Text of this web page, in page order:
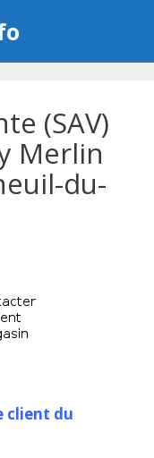
(SAV)
Merlin
du-
client du